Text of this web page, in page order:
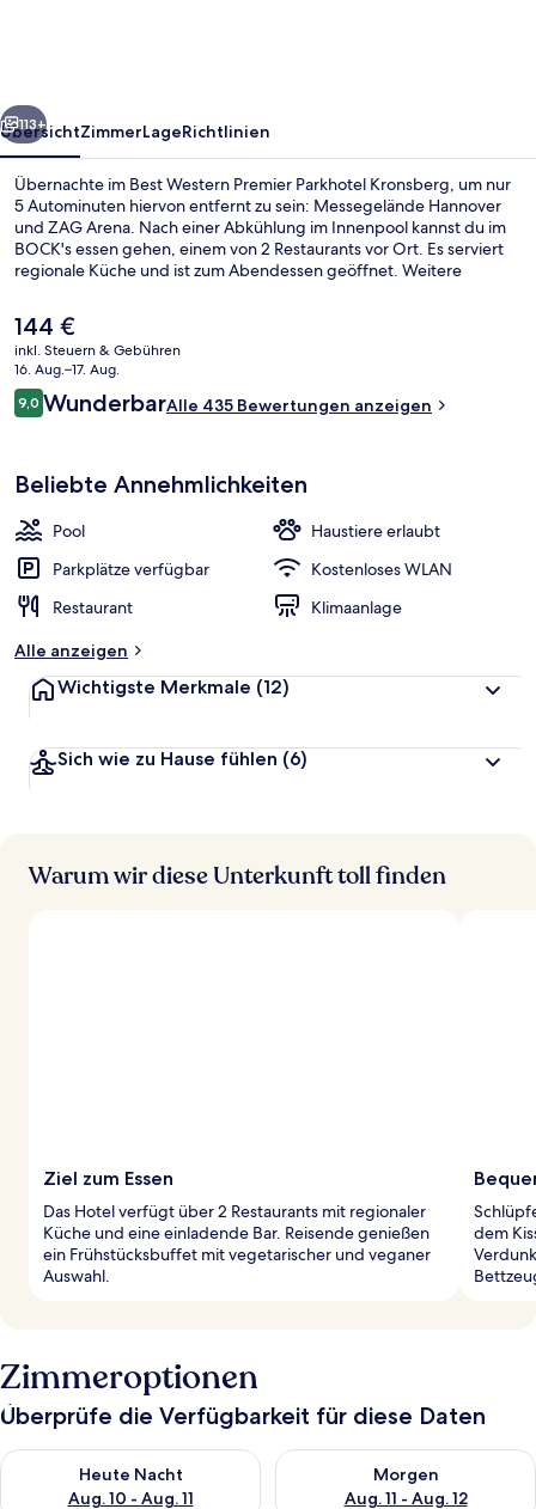
Weiter
113+
ÜbersichtZimmerLageRichtlinien
Übernachte im Best Western Premier Parkhotel Kronsberg, um nur
5 Autominuten hiervon entfernt zu sein: Messegelände Hannover
und ZAG Arena. Nach einer Abkühlung im Innenpool kannst du im
BOCK's essen gehen, einem von 2 Restaurants vor Ort. Es serviert
regionale Küche und ist zum Abendessen geöffnet. Weitere
Sauna sprechen für dieses Hotel im luxuriösen Stil. Andere Reisende
mögen das hilfsbereite Personal.
Der
aktuelle
Preis
beträgt
144 €.
144 €
inkl. Steuern & Gebühren
16. Aug.–17. Aug.
Bewertungen
9,09,0 von 10.
WunderbarAlle 435 Bewertungen anzeigen
Beliebte Annehmlichkeiten
Pool
Haustiere erlaubt
Parkplätze verfügbar
Kostenloses WLAN
Restaurant
Klimaanlage
Alle anzeigen
Wichtigste Merkmale (12)
Sich wie zu Hause fühlen (6)
Warum wir diese Unterkunft toll finden
Ziel zum Essen
Das Hotel verfügt über 2 Restaurants mit regionaler
Küche und eine einladende Bar. Reisende genießen
ein Frühstücksbuffet mit vegetarischer und veganer
Auswahl.
dem
Zimmeroptionen
Überprüfe die Verfügbarkeit für diese Daten
Heute Nacht
Aug. 10 - Aug. 11
Überprüfe die Verfügbarkeit für heute Nacht, Aug. 10 - Aug.
Morgen
Aug. 11 - Aug. 12
Überprüfe die Verfügbarkeit